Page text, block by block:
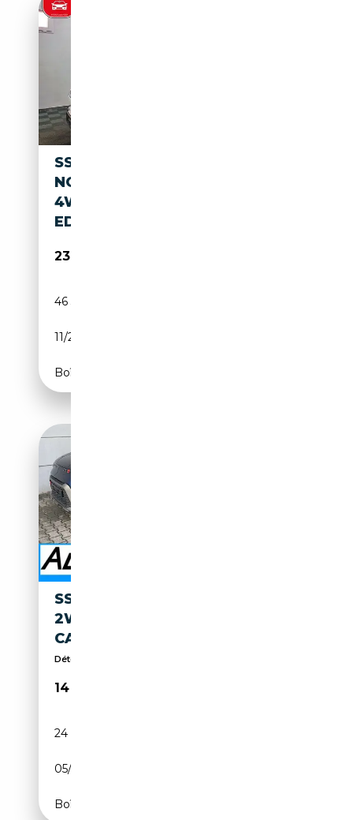
SSANGYONG REXTON
NOBLESSE 2.2
4WD|7SITZE|LEDER|AUTOM|L
ED|NAVI
23 880€
46 300 km
11/2019
Boîte automatique
SSANGYONG TIVOLI 1,5 T-GDI
2WD MT SPEZIAL RKAM
CARPLAY ANDAUTO SHZ
Détecteur de pluie, Régulateur de vitesse, Volant ...
14 990€
24 734 km
05/2025
Boîte manuelle